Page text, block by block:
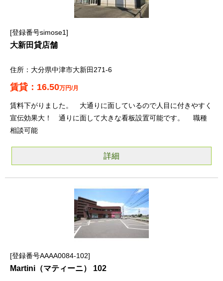
登録番号simose1
大新田貸店舗
大分県中津市大新田271-6
16.50万円/月
賃料下がりました。 大通りに面しているので人目に付きやすく
宣伝効果大！ 通りに面して大きな看板設置可能です。 職種
相談可能
詳細
登録番号AAAA0084-102
Martini（マティーニ） 102